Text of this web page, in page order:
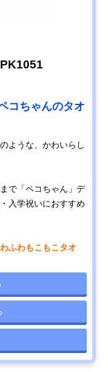
コちゃんのタオ
ような、かわいらし
で「ペコちゃん」デ
入学祝いにおすすめ
ふわもこもこタオ